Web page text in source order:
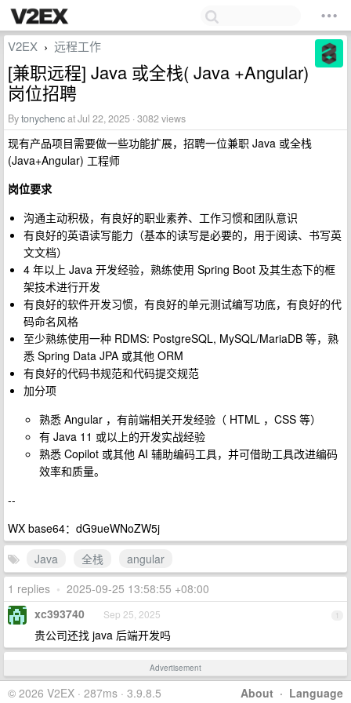
V2EX › 远程工作
[兼职远程] Java 或全栈( Java +Angular)
岗位招聘
Bytonychencat Jul 22, 2025 · 3082 views
现有产品项目需要做一些功能扩展，招聘一位兼职 Java 或全栈
(Java+Angular) 工程师
岗位要求
沟通主动积极，有良好的职业素养、工作习惯和团队意识
有良好的英语读写能力（基本的读写是必要的，用于阅读、书写英
文文档）
4 年以上 Java 开发经验，熟练使用 Spring Boot 及其生态下的框
架技术进行开发
有良好的软件开发习惯，有良好的单元测试编写功底，有良好的代
码命名风格
至少熟练使用一种 RDMS: PostgreSQL, MySQL/MariaDB 等，熟
悉 Spring Data JPA 或其他 ORM
有良好的代码书规范和代码提交规范
加分项
熟悉 Angular ，有前端相关开发经验（ HTML ，CSS 等）
有 Java 11 或以上的开发实战经验
熟悉 Copilot 或其他 AI 辅助编码工具，并可借助工具改进编码
效率和质量。
--
WX base64：dG9ueWNoZW5j
Java
全栈
angular
1 replies • 2025-09-25 13:58:55 +08:00
1
xc393740 Sep 25, 2025
贵公司还找 java 后端开发吗
Advertisement
About · Language
© 2026 V2EX · 287ms · 3.9.8.5